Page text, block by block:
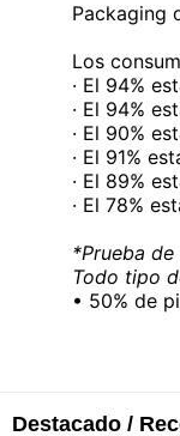
Packaging
Los
· El 94%
· El 94%
· El 90%
· El 91%
· El 89%
· El 78%
*Prueba
Todo tipo
• 50% de
Destacado /